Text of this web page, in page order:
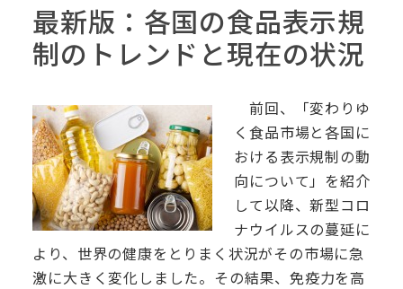
最新版：各国の食品表示規
制のトレンドと現在の状況
前回、「変わりゆ
く食品市場と各国に
おける表示規制の動
向について」を紹介
して以降、新型コロ
ナウイルスの蔓延に
より、世界の健康をとりまく状況がその市場に急
激に大きく変化しました。その結果、免疫力を高